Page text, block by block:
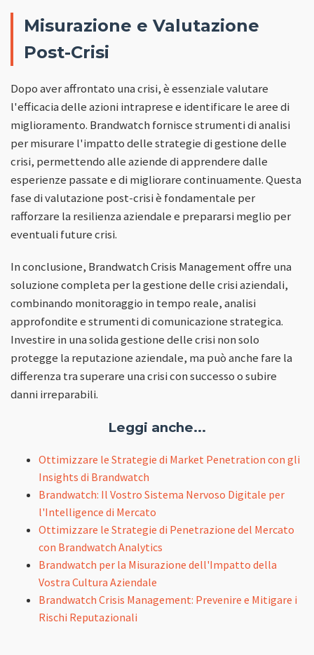
Misurazione e Valutazione
Post-Crisi
Dopo aver affrontato una crisi, è essenziale valutare
l'efficacia delle azioni intraprese e identificare le aree di
miglioramento. Brandwatch fornisce strumenti di analisi
per misurare l'impatto delle strategie di gestione delle
crisi, permettendo alle aziende di apprendere dalle
esperienze passate e di migliorare continuamente. Questa
fase di valutazione post-crisi è fondamentale per
rafforzare la resilienza aziendale e prepararsi meglio per
eventuali future crisi.
In conclusione, Brandwatch Crisis Management offre una
soluzione completa per la gestione delle crisi aziendali,
combinando monitoraggio in tempo reale, analisi
approfondite e strumenti di comunicazione strategica.
Investire in una solida gestione delle crisi non solo
protegge la reputazione aziendale, ma può anche fare la
differenza tra superare una crisi con successo o subire
danni irreparabili.
Leggi anche...
Ottimizzare le Strategie di Market Penetration con gli
Insights di Brandwatch
Brandwatch: Il Vostro Sistema Nervoso Digitale per
l'Intelligence di Mercato
Ottimizzare le Strategie di Penetrazione del Mercato
con Brandwatch Analytics
Brandwatch per la Misurazione dell'Impatto della
Vostra Cultura Aziendale
Brandwatch Crisis Management: Prevenire e Mitigare i
Rischi Reputazionali